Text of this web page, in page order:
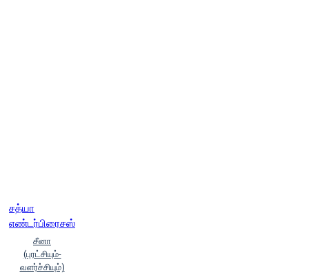
சத்யா
எண்டர்பிரைசஸ்
சீனா
(புரட்சியும்-
வளர்ச்சியும்)